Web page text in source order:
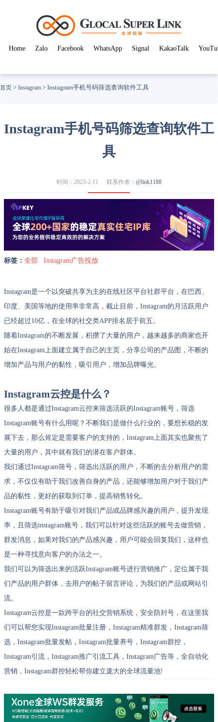
Home Zalo Facebook WhatsApp Signal KakaoTalk
首页 > Instagram > Instagram手机号码筛选查询软件工具
Instagram手机号码筛选查询软件工
具
时间：2023-2-11 联系作者： @link1188
标签： 全部 Instagram广告投放
Instagram是一个以突破共享为主的在线社区平台社群平台，在巴西、
印度、美国等地的使用率非常高，截止目前，Instagram的月活跃用户
已经超过10亿，在全球的社交类APP排名居于前五。
随着Instagram的不断发展，积攒了大量的用户，越来越多的商家也开
始在Instagram上面建立属于自己的主页，分享公司的产品图，不断的
增加产品与用户的黏性，吸引用户，增加品牌曝光。
Instagram云控是什么？
很多人都是通过Instagram云控来筛选活跃的Instagram账号，筛选
Instagram账号有什么用呢？不断我们是做什么行业的，要想长稳的发
展下去，那么肯定是需要客户的支持的，Instagram上面其实也聚焦了
大量的用户，其中就有我们的潜在客户群体。
我们通过Instagram筛号，筛选出活跃的用户，不断的去分析用户的需
求，不仅仅有助于我们改善自身的产品，还能够增加用户对于我们产
品的黏性，更好的获取到订单，提高销售转化。
Instagram账号有助于吸引对我们产品或品牌感兴趣的用户，提升发现
率，且筛选instagram账号，我们可以针对这些活跃的账号去做营销，
群发消息，如果对我们的产品感兴趣，用户可能会回复我们，这样也
是一种寻找意向客户的办法之一。
我们可以为筛选出来的活跃Instagram账号进行营销推广，定位属于我
们产品的用户群体，去用户的帖子留言评论，为我们的产品或网站引
流。
Instagram云控是一款跨平台的社交营销系统，安全防封号，在这里我
们可以帮您实现Instagram批量注册，Instagram精准群发，Instagram筛
选，Instagram批量发帖，Instagram批量养号，Instagram群控，
Instagram引流，Instagram推广引流工具，Instagram广告等，全自动化
营销，Instagram群控轻松帮你建立庞大的全球流量池!